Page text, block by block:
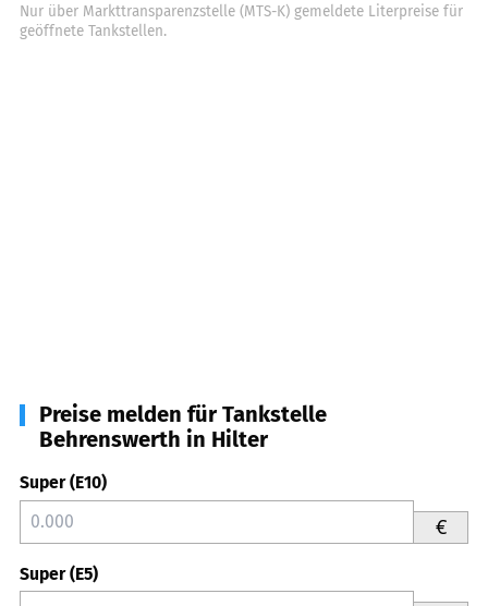
Nur über Markttransparenzstelle (MTS-K) gemeldete Literpreise für
geöffnete Tankstellen.
Preise melden für Tankstelle
Behrenswerth in Hilter
Super (E10)
€
Super (E5)